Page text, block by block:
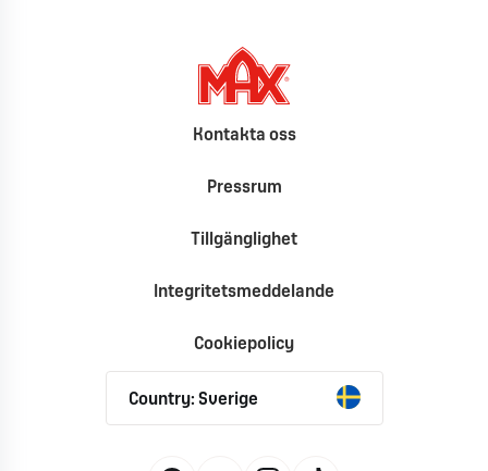
Kontakta oss
Pressrum
Tillgänglighet
Integritetsmeddelande
Cookiepolicy
Country: Sverige